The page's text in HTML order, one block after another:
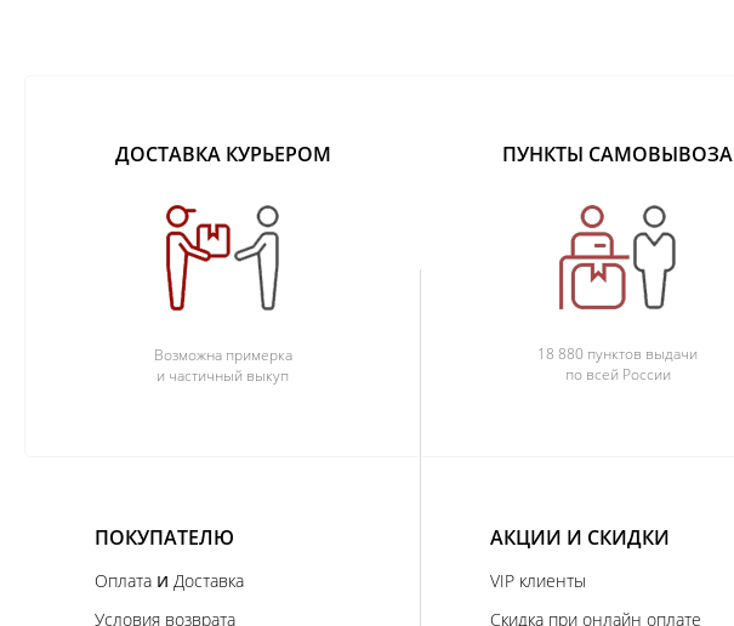
ДОСТАВКА КУРЬЕРОМ
Возможна примерка
и частичный выкуп
ПУНКТЫ САМОВЫВОЗА
18 880 пунктов выдачи
по всей России
ПОКУПАТЕЛЮ
Оплата и Доставка
Условия возврата
АКЦИИ И СКИДКИ
VIP клиенты
Скидка при онлайн оплате